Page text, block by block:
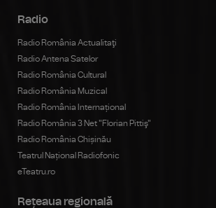
Radio
Radio România Actualitaţi
Radio Antena Satelor
Radio România Cultural
Radio România Muzical
Radio România Internațional
Radio România 3 Net "Florian Pittiş"
Radio România Chișinău
Teatrul Național Radiofonic
eTeatru.ro
Rețeaua regională